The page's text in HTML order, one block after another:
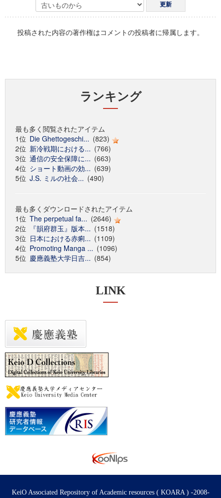
投稿された内容の著作権はコメントの投稿者に帰属します。
ランキング
最も多く閲覧されたアイテム
1位 Die Ghettogeschi... (823)
2位 新冷戦期における... (766)
3位 通信の安全保障に... (663)
4位 ショート動画の効... (639)
5位 J.S. ミルの社会... (490)
最も多くダウンロードされたアイテム
1位 The perpetual fa... (2646)
2位
『韻府群玉』版本... (1518)
3位 日本における赤痢... (1109)
4位 Promoting Manga ... (1096)
5位 慶應義塾大学日吉... (854)
LINK
KeiO Associated Repository of Academic resources ( KOARA ) -2008-